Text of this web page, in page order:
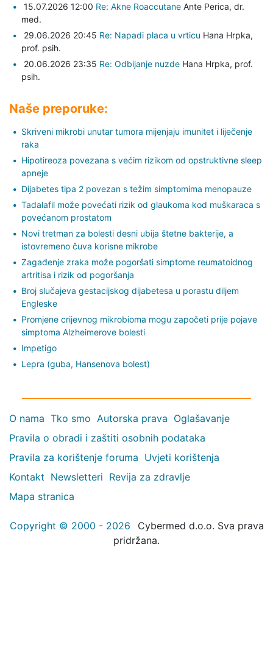
15.07.2026 12:00 Re: Akne Roaccutane Ante Perica, dr.
med.
29.06.2026 20:45 Re: Napadi placa u vrticu Hana Hrpka,
prof. psih.
20.06.2026 23:35 Re: Odbijanje nuzde Hana Hrpka, prof.
psih.
Naše preporuke:
Skriveni mikrobi unutar tumora mijenjaju imunitet i liječenje
raka
Hipotireoza povezana s većim rizikom od opstruktivne sleep
apneje
Dijabetes tipa 2 povezan s težim simptomima menopauze
Tadalafil može povećati rizik od glaukoma kod muškaraca s
povećanom prostatom
Novi tretman za bolesti desni ubija štetne bakterije, a
istovremeno čuva korisne mikrobe
Zagađenje zraka može pogoršati simptome reumatoidnog
artritisa i rizik od pogoršanja
Broj slučajeva gestacijskog dijabetesa u porastu diljem
Engleske
Promjene crijevnog mikrobioma mogu započeti prije pojave
simptoma Alzheimerove bolesti
Impetigo
Lepra (guba, Hansenova bolest)
O nama Tko smo Autorska prava Oglašavanje
Pravila o obradi i zaštiti osobnih podataka
Pravila za korištenje foruma Uvjeti korištenja
Kontakt Newsletteri Revija za zdravlje
Mapa stranica
Copyright © 2000 - 2026
Cybermed d.o.o. Sva prava
pridržana.